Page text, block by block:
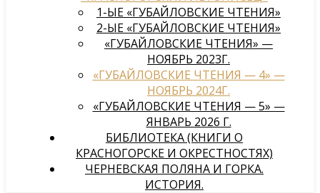
1-ЫЕ «ГУБАЙЛОВСКИЕ ЧТЕНИЯ»
2-ЫЕ «ГУБАЙЛОВСКИЕ ЧТЕНИЯ»
«ГУБАЙЛОВСКИЕ ЧТЕНИЯ» —
НОЯБРЬ 2023Г.
«ГУБАЙЛОВСКИЕ ЧТЕНИЯ — 4» —
НОЯБРЬ 2024Г.
«ГУБАЙЛОВСКИЕ ЧТЕНИЯ — 5» —
ЯНВАРЬ 2026 Г.
БИБЛИОТЕКА (КНИГИ О
КРАСНОГОРСКЕ И ОКРЕСТНОСТЯХ)
ЧЕРНЕВСКАЯ ПОЛЯНА И ГОРКА.
ИСТОРИЯ.